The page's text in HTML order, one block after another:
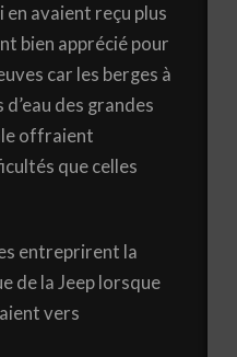
en avaient reçu plus
bien apprécié pour
car les berges à
des grandes
offraient
que celles
entreprirent la
de la Jeep lorsque
vers